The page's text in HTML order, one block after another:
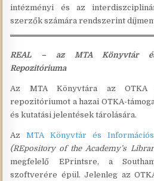
intézményi és az
szerzők számára rendszerint
REAL – az MTA Könyvtár
Repozitóriuma
Az MTA Könyvtára az
repozitóriumot a hazai OTKA-
és kutatási jelentések tárolására.
AzMTA Könyvtár és
(REpository of the Academy’s
megfelelő EPrintsre, a
szoftverére épül. Jelenleg az